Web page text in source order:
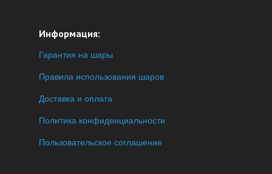
Информация:
Гарантия на шары
Правила использования шаров
Доставка и оплата
Политика конфиденциальности
Пользовательское соглашение